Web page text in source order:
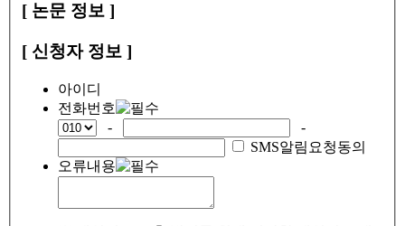
[ 논문 정보 ]
[ 신청자 정보 ]
아이디
전화번호
-
-
SMS알림요청동의
오류내용